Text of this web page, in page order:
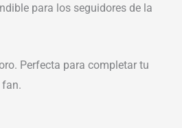
para los seguidores de la
Perfecta para completar tu
fan.